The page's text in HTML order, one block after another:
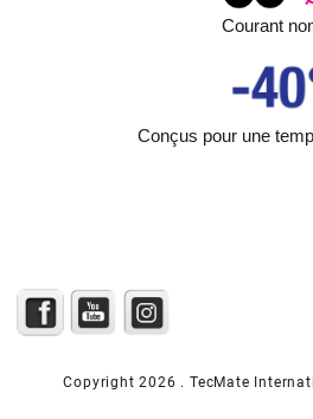
Courant
Conçus pour une
Copyright 2026 . TecMate